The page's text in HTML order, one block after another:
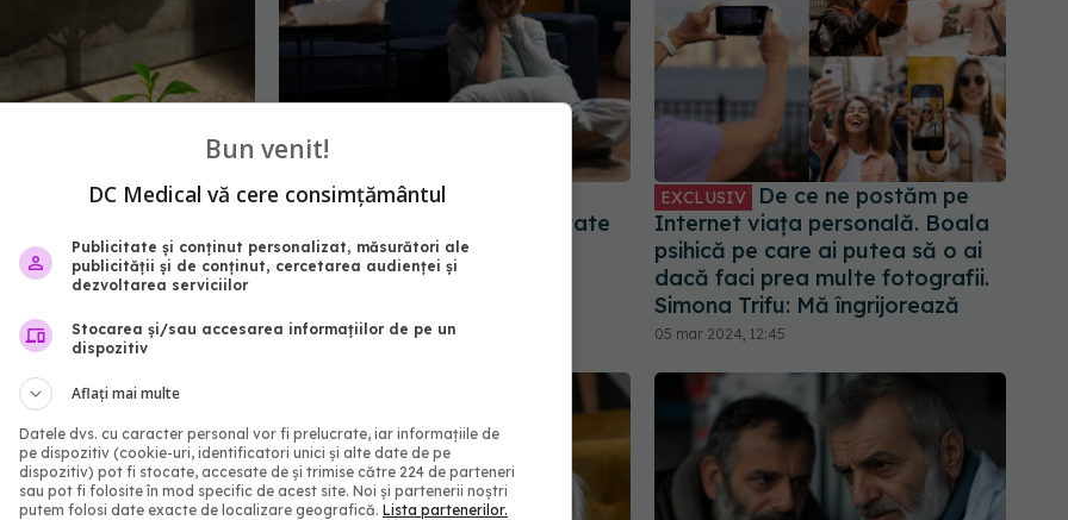
să îți recapeți motivația
ești depresiv. Este
a trăi. 11 pași pe
realiza în fiecare zi
simți mai bine
Tulburările mintale au ajuns
principala cauză de dizabilitate
în lume
EXCLUSIV
De ce ne postăm pe
Internet viața personală. Boala
psihică pe care ai putea să o ai
dacă faci prea multe fotografii.
Simona Trifu: Mă îngrijorează
05 mar 2024, 12:45
Bun venit!
DC Medical vă cere consimțământul
Publicitate și conținut personalizat, măsurători ale
publicității și de conținut, cercetarea audienței și
dezvoltarea serviciilor
Stocarea și/sau accesarea informațiilor de pe un
dispozitiv
Aflați mai multe
Datele dvs. cu caracter personal vor fi prelucrate, iar informațiile de
pe dispozitiv (cookie-uri, identificatori unici și alte date de pe
dispozitiv) pot fi stocate, accesate de și trimise către 224 de parteneri
sau pot fi folosite în mod specific de acest site. Noi și partenerii noștri
putem folosi date exacte de localizare geografică. Lista partenerilor.